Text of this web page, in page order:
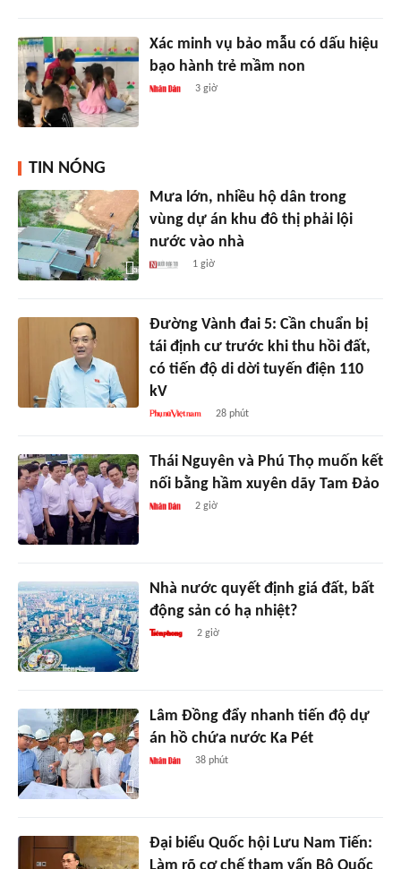
Xác minh vụ bảo mẫu có dấu hiệu
bạo hành trẻ mầm non
3 giờ
TIN NÓNG
Mưa lớn, nhiều hộ dân trong
vùng dự án khu đô thị phải lội
nước vào nhà
1 giờ
Đường Vành đai 5: Cần chuẩn bị
tái định cư trước khi thu hồi đất,
có tiến độ di dời tuyến điện 110
kV
28 phút
Thái Nguyên và Phú Thọ muốn kết
nối bằng hầm xuyên dãy Tam Đảo
2 giờ
Nhà nước quyết định giá đất, bất
động sản có hạ nhiệt?
2 giờ
Lâm Đồng đẩy nhanh tiến độ dự
án hồ chứa nước Ka Pét
38 phút
Đại biểu Quốc hội Lưu Nam Tiến: